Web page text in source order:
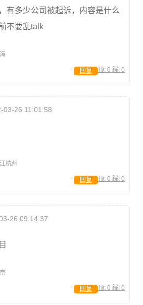
有多少公司被起诉，内容是什么
不要乱talk
顶: 0 踩: 0
回复
03-26 11:01:58
杭州
顶: 0 踩: 0
回复
26 09:14:37
顶: 0 踩: 0
回复